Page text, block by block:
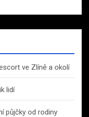
ve Zlíně a okolí
lidí
půjčky od rodiny